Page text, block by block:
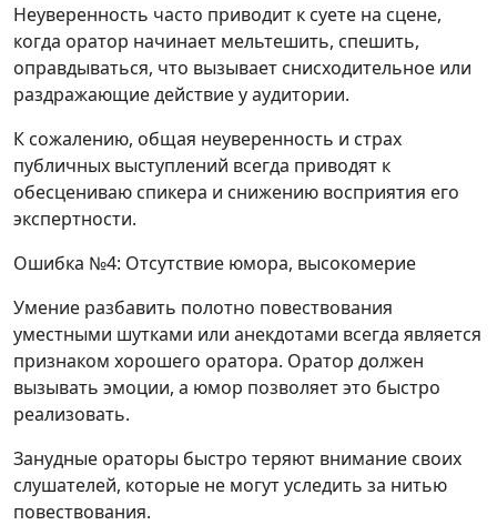
Неуверенность часто приводит к суете на сцене,
когда оратор начинает мельтешить, спешить,
оправдываться, что вызывает снисходительное или
раздражающие действие у аудитории.
К сожалению, общая неуверенность и страх
публичных выступлений всегда приводят к
обесцениваю спикера и снижению восприятия его
экспертности.
Ошибка №4: Отсутствие юмора, высокомерие
Умение разбавить полотно повествования
уместными шутками или анекдотами всегда является
признаком хорошего оратора. Оратор должен
вызывать эмоции, а юмор позволяет это быстро
реализовать.
Занудные ораторы быстро теряют внимание своих
слушателей, которые не могут уследить за нитью
повествования.